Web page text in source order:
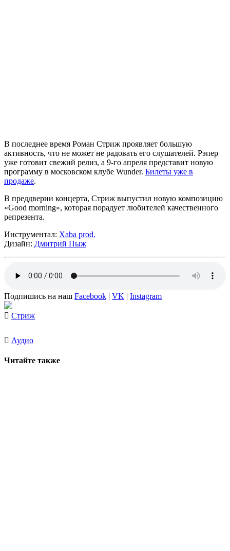
В последнее время Роман Стриж проявляет большую
активность, что не может не радовать его слушателей. Рэпер
уже готовит свежий релиз, а 9-го апреля представит новую
программу в московском клубе Wunder. Билеты уже в
продаже.
В преддверии концерта, Стриж выпустил новую композицию
«Good morning», которая порадует любителей качественного
репрезента.
Инструментал: Xaba prod.
Дизайн: Дмитрий Пыж
Подпишись на наш Facebook | VK | Instagram
Стриж
Аудио
Читайте также